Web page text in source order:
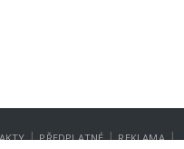
| PŘEDPLATNÉ | REKLAMA |